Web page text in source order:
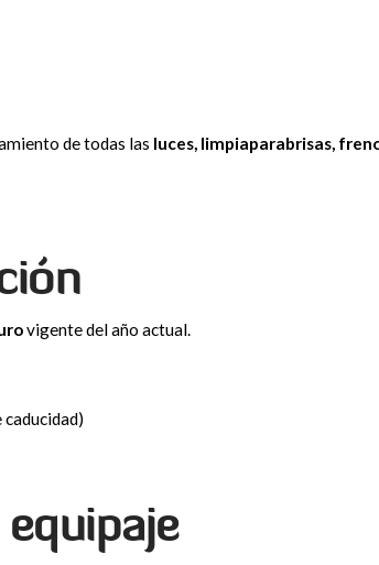
de todas las luces, limpiaparabrisas,
vigente del año actual.
caducidad)